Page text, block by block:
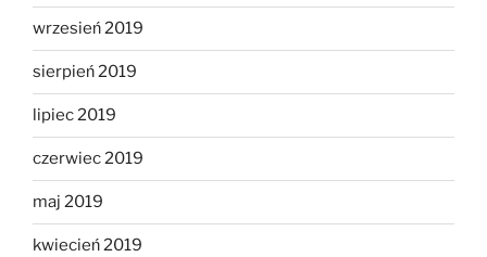
wrzesień 2019
sierpień 2019
lipiec 2019
czerwiec 2019
maj 2019
kwiecień 2019